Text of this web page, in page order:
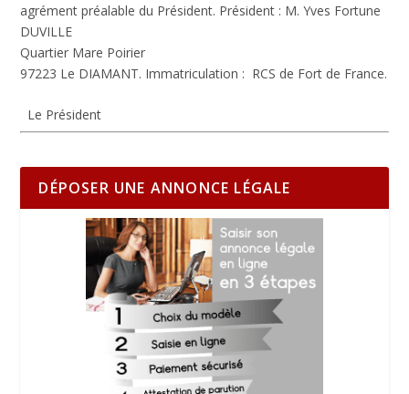
agrément préalable du Président. Président : M. Yves Fortune
DUVILLE
Quartier Mare Poirier
97223 Le DIAMANT. Immatriculation : RCS de Fort de France.
Le Président
DÉPOSER UNE ANNONCE LÉGALE